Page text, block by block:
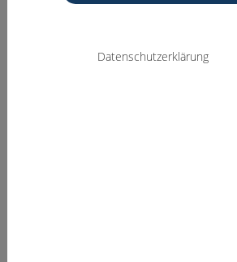
Datenschutzerklärung